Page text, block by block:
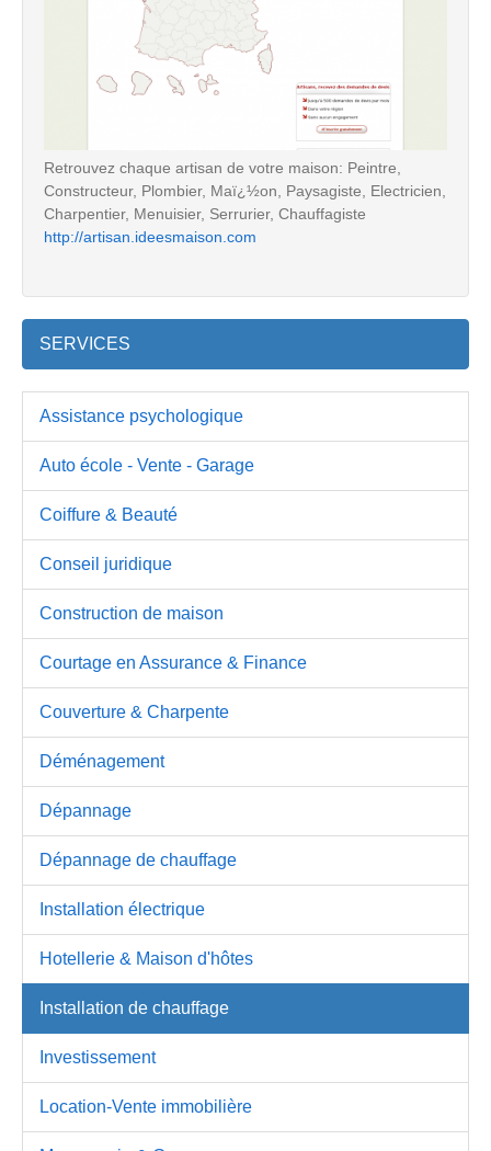
Retrouvez chaque artisan de votre maison: Peintre,
Constructeur, Plombier, Maï¿½on, Paysagiste, Electricien,
Charpentier, Menuisier, Serrurier, Chauffagiste
http://artisan.ideesmaison.com
SERVICES
Assistance psychologique
Auto école - Vente - Garage
Coiffure & Beauté
Conseil juridique
Construction de maison
Courtage en Assurance & Finance
Couverture & Charpente
Déménagement
Dépannage
Dépannage de chauffage
Installation électrique
Hotellerie & Maison d'hôtes
Installation de chauffage
Investissement
Location-Vente immobilière